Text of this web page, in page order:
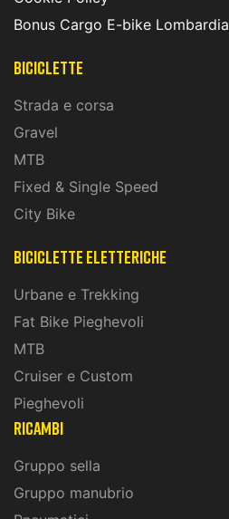
Bonus Cargo E-bike Lombardia
Biciclette
Strada e corsa
Gravel
MTB
Fixed & Single Speed
City Bike
biciclette eletteriche
Urbane e Trekking
Fat Bike Pieghevoli
MTB
Cruiser e Custom
Pieghevoli
ricambi
Gruppo sella
Gruppo manubrio